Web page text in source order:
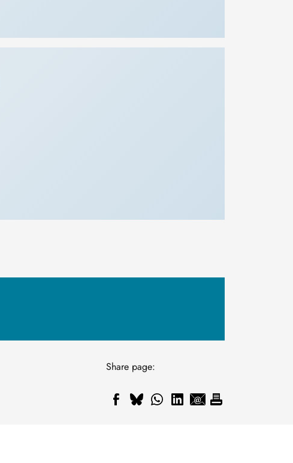
Share page: